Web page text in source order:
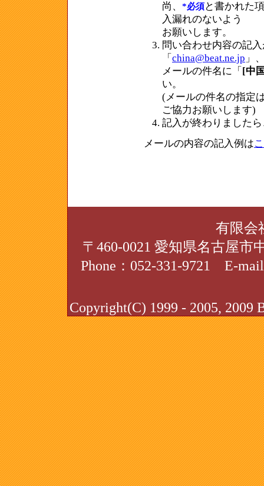
尚、 *必須と書かれた
入漏れのないよう
お願いします。
問い合わせ内容の記
「 china@beat.ne.jp 」
メールの件名に「 [中
い。
(メールの件名の指定
ご協力お願いします)
記入が終わりました
メールの内容の記入例は
有限会
〒460-0021 愛知県名古屋市
Phone：052-331-9721 E-
Copyright(C) 1999 - 2005, 2009